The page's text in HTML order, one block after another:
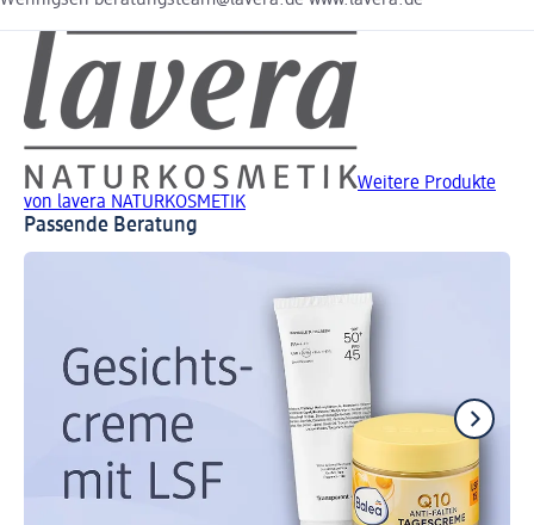
Weitere Produkte
von lavera NATURKOSMETIK
Passende Beratung